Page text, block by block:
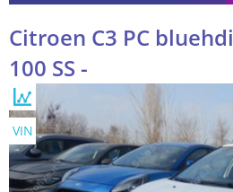
Citroen C3 PC bluehdi
100 SS -
VIN